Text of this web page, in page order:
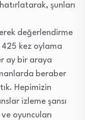
şunları
değerlendirme
425 kez oylama
ay bir araya
beraber
Hepimizin
izleme şansı
oyuncuları